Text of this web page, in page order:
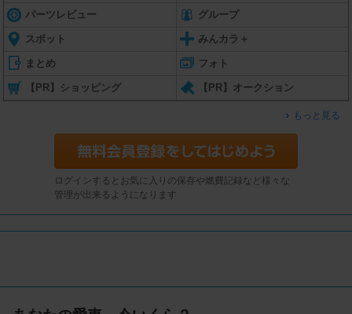
パーツレビュー グループ
スポット みんカラ＋
まとめ フォト
【PR】ショッピング 【PR】オークション
もっと見る
ログインするとお気に入りの保存や燃費記録など様々な
管理が出来るようになります